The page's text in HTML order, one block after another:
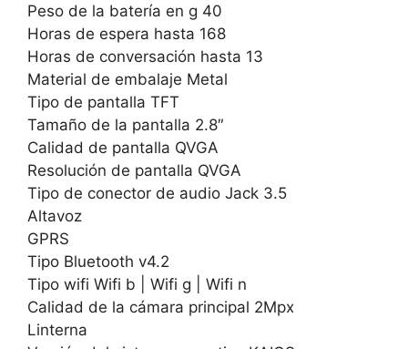
Peso de la batería en g 40
Horas de espera hasta 168
Horas de conversación hasta 13
Material de embalaje Metal
Tipo de pantalla TFT
Tamaño de la pantalla 2.8″
Calidad de pantalla QVGA
Resolución de pantalla QVGA
Tipo de conector de audio Jack 3.5
Altavoz
GPRS
Tipo Bluetooth v4.2
Tipo wifi Wifi b | Wifi g | Wifi n
Calidad de la cámara principal 2Mpx
Linterna